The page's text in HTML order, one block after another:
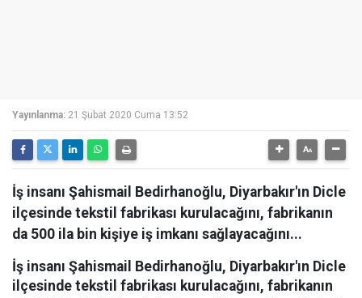
Yayınlanma: 21 Şubat 2020 Cuma 13:52
İş insanı Şahismail Bedirhanoğlu, Diyarbakır'ın Dicle
ilçesinde tekstil fabrikası kurulacağını, fabrikanın
da 500 ila bin kişiye iş imkanı sağlayacağını...
İş insanı Şahismail Bedirhanoğlu, Diyarbakır'ın Dicle
ilçesinde tekstil fabrikası kurulacağını, fabrikanın